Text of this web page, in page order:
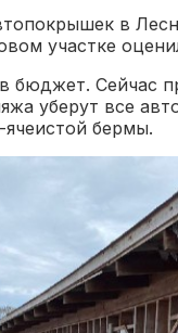
в
участке
бюджет. Сейчас
уберут все
бермы.